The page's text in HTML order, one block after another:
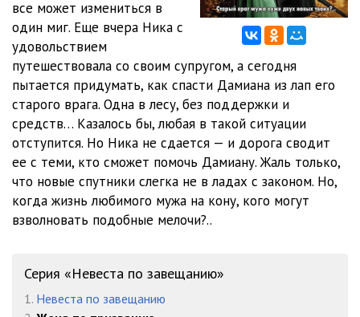
12 17:51
13
14 15:04
15
16 23:26
17 10:40
18
20
21
все может измениться в
один миг. Еще вчера Ника с
удовольствием
путешествовала со своим супругом, а сегодня
пытается придумать, как спасти Дамиана из лап его
старого врага. Одна в лесу, без поддержки и
средств… Казалось бы, любая в такой ситуации
отступится. Но Ника не сдается — и дорога сводит
ее с теми, кто сможет помочь Дамиану. Жаль только,
что новые спутники слегка не в ладах с законом. Но,
когда жизнь любимого мужа на кону, кого могут
взволновать подобные мелочи?..
Серия «Невеста по завещанию»
1. Невеста по завещанию